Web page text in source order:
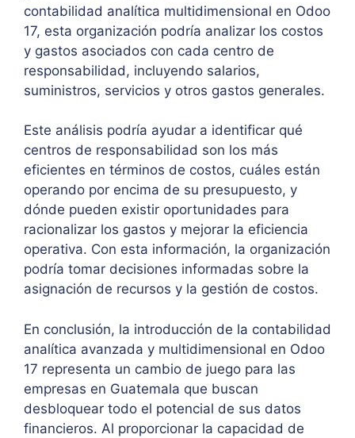
contabilidad analítica multidimensional en Odoo
17, esta organización podría analizar los costos
y gastos asociados con cada centro de
responsabilidad, incluyendo salarios,
suministros, servicios y otros gastos generales.
Este análisis podría ayudar a identificar qué
centros de responsabilidad son los más
eficientes en términos de costos, cuáles están
operando por encima de su presupuesto, y
dónde pueden existir oportunidades para
racionalizar los gastos y mejorar la eficiencia
operativa. Con esta información, la organización
podría tomar decisiones informadas sobre la
asignación de recursos y la gestión de costos.
En conclusión, la introducción de la contabilidad
analítica avanzada y multidimensional en Odoo
17 representa un cambio de juego para las
empresas en Guatemala que buscan
desbloquear todo el potencial de sus datos
financieros. Al proporcionar la capacidad de